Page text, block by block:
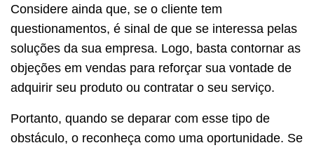
Considere ainda que, se o cliente tem
questionamentos, é sinal de que se interessa pelas
soluções da sua empresa. Logo, basta contornar as
objeções em vendas para reforçar sua vontade de
adquirir seu produto ou contratar o seu serviço.
Portanto, quando se deparar com esse tipo de
obstáculo, o reconheça como uma oportunidade. Se